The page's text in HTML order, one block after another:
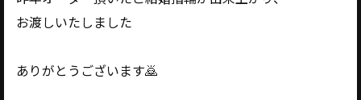
お渡しいたしました
ありがとうございます🙇